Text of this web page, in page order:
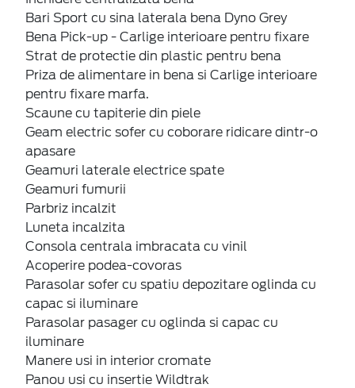
Bari Sport cu sina laterala bena Dyno Grey
Bena Pick-up - Carlige interioare pentru fixare
Strat de protectie din plastic pentru bena
Priza de alimentare in bena si Carlige interioare
pentru fixare marfa.
Scaune cu tapiterie din piele
Geam electric sofer cu coborare ridicare dintr-o
apasare
Geamuri laterale electrice spate
Geamuri fumurii
Parbriz incalzit
Luneta incalzita
Consola centrala imbracata cu vinil
Acoperire podea-covoras
Parasolar sofer cu spatiu depozitare oglinda cu
capac si iluminare
Parasolar pasager cu oglinda si capac cu
iluminare
Manere usi in interior cromate
Panou usi cu insertie Wildtrak